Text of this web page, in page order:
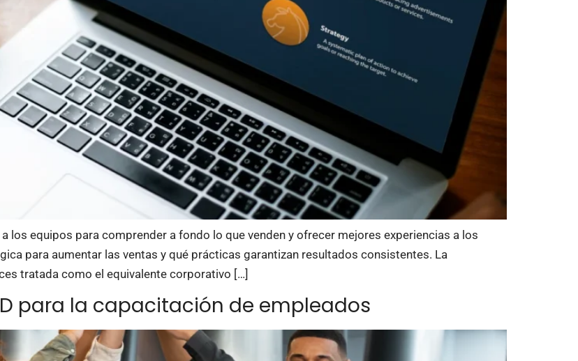
los equipos para comprender a fondo lo que venden y ofrecer mejores experiencias a los
para aumentar las ventas y qué prácticas garantizan resultados consistentes. La
tratada como el equivalente corporativo […]
para la capacitación de empleados